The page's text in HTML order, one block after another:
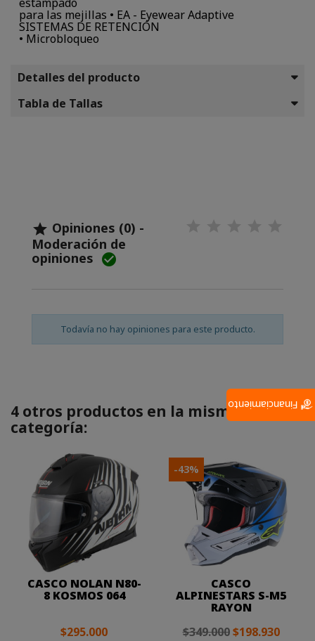
para las mejillas • EA - Eyewear Adaptive
SISTEMAS DE RETENCIÓN
• Microbloqueo
Detalles del producto
Tabla de Tallas
 Opiniones (0) -
Moderación de
opiniones 
Todavía no hay opiniones para este producto.
4 otros productos en la misma
categoría:
CASCO NOLAN N80-
8 KOSMOS 064
$295.000
CASCO
ALPINESTARS S-M5
RAYON
$349.000 $198.930
-43%
Financiamiento